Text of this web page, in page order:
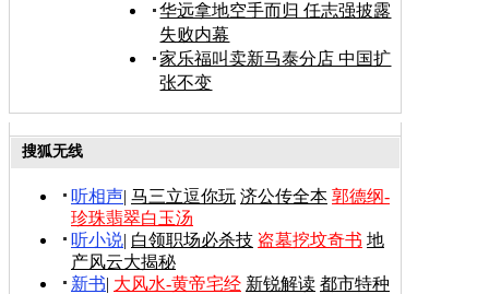
华远拿地空手而归 任志强披露
失败内幕
家乐福叫卖新马泰分店 中国扩
张不变
搜狐无线
听相声| 马三立逗你玩 济公传全本 郭德纲-
珍珠翡翠白玉汤
听小说| 白领职场必杀技 盗墓挖坟奇书 地
产风云大揭秘
新书| 大风水-黄帝宅经 新锐解读 都市特种